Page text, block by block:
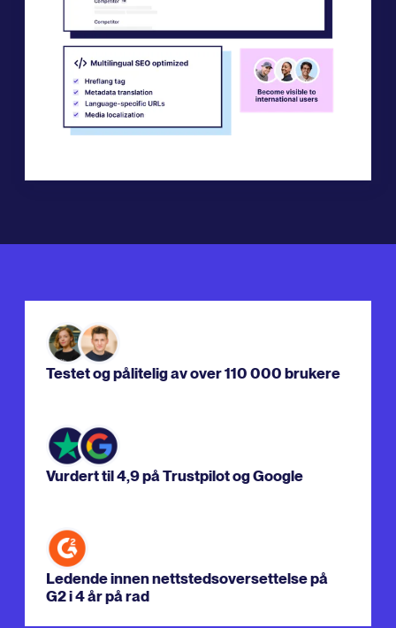
Testet og pålitelig av over 110 000 brukere
Vurdert til 4,9 på Trustpilot og Google
Ledende innen nettstedsoversettelse på
G2 i 4 år på rad